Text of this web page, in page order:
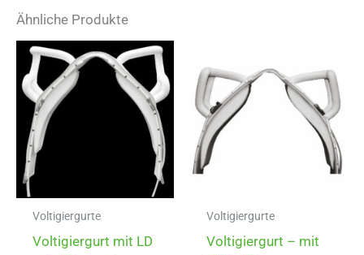
Ähnliche Produkte
Voltigiergurte
Voltigiergurt mit LD
Voltigiergurte
Voltigiergurt – mit